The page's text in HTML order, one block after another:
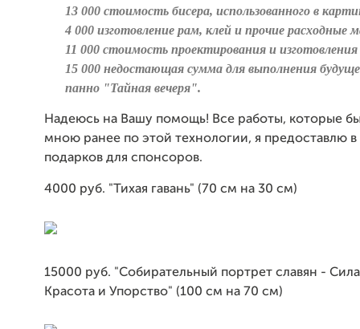
13 000 стоимость бисера, использованного в
4 000 изготовление рам, клей и прочие расходные
11 000 стоимость проектирования и
15 000 недостающая сумма для выполнения
панно "Тайная вечеря".
Надеюсь на Вашу помощь! Все работы, которые
мною ранее по этой технологии, я предоставлю в
подарков для спонсоров.
4000 руб. "Тихая гавань" (70 см на 30 см)
15000 руб. "Собирательный портрет славян -
Красота и Упорство" (100 см на 70 см)